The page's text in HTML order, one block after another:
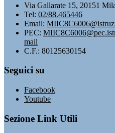
Via Gallarate 15, 20151
Tel: 02/88.465446
Email:
PEC:
mail
C.F.: 80125630154
Seguici su
Facebook
Youtube
Sezione Link Utili